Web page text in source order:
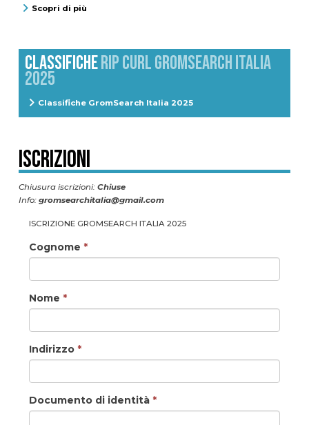
Scopri di più
CLASSIFICHERIP CURL GROMSEARCH ITALIA
2025
Classifiche GromSearch Italia 2025
Iscrizioni
Chiusura iscrizioni: Chiuse
Info: gromsearchitalia@gmail.com
ISCRIZIONE GROMSEARCH ITALIA 2025
Cognome *
Nome *
Indirizzo *
Documento di identità *